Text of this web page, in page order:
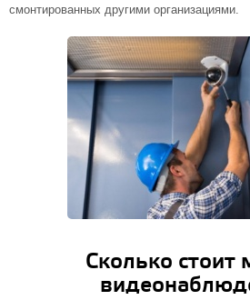
смонтированных другими организациями.
Сколько стоит